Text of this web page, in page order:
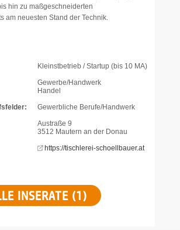
hin zu maßgeschneiderten
am neuesten Stand der Technik.
Kleinstbetrieb / Startup (bis 10 MA)
Gewerbe/Handwerk
Handel
Gewerbliche Berufe/Handwerk
Austraße 9
3512 Mautern an der Donau
https://tischlerei-schoellbauer.at
INSERATE (1)